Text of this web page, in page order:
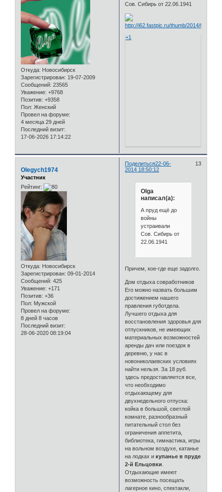
Откуда: Новосибирск
Зарегистрирован: 19-07-2009
Сообщений: 23565
Уважение: +9768
Позитив: +9358
Пол: Женский
Провел на форуме:
4 месяца 29 дней
Последний визит:
17-06-2026 17:14:22
Сов. Сибирь от 22.06.1941
+1
Поделиться 13
22-06-
2014 18:50:12
Olegych1974
Участник
Рейтинг:
Откуда: Новосибирск
Зарегистрирован: 09-01-2014
Сообщений: 425
Уважение: +171
Позитив: +36
Пол: Мужской
Провел на форуме:
8 дней 8 часов
Последний визит:
28-06-2020 08:19:04
Olga
написал(а):
А пруд ещё до
войны
устраивали
Сов. Сибирь от
22.06.1941
Причем, кое-где еще задолго.
Дом отдыха совработников
Его можно назвать большим
достижением нашего
правления губотдела.
Лучшего отдыха для
восстановления здоровья для
отпускников, не имеющих
материальных возможностей
аренды дач или поездок в
деревню, у нас в
новониколаевских условиях
найти нельзя. За 18 руб.
здесь предоставляется все,
что необходимо
отдыхающему для
двухнедельного отпуска:
койка в большой, светлой
комнате, разнообразный
питательный стол без
ограничения аппетита,
библиотека, гимнастика, игры
на вольном воздухе, катанье
на лодках икупанье в пруде
2-й Ельцовки
Отдыхающие имеют
возможность посещать
лагерное кино, спектакли,